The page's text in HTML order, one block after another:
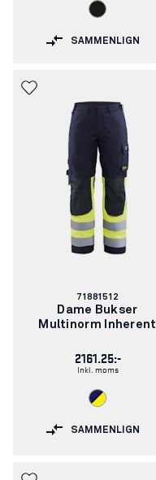
SAMMENLIGN
Varenummer:
71881512
Dame Bukser
Multinorm Inherent
2161.25:-
Inkl. moms
SAMMENLIGN